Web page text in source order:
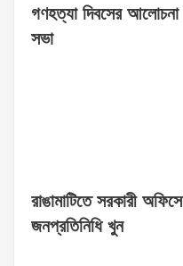
গণহত্যা দিবসের আলোচনা
সভা
রাঙামাটিতে সরকারী অফিসে
জনপ্রতিনিধি খুন